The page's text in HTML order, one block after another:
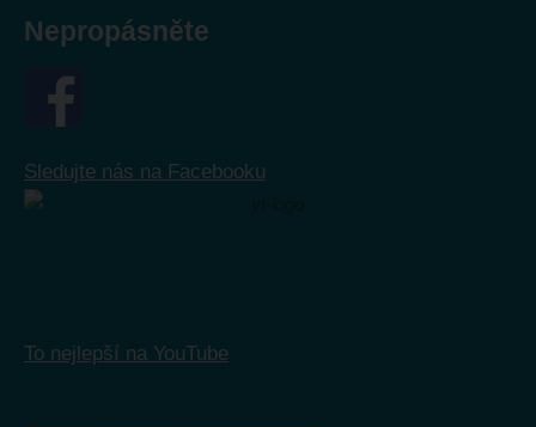
Nepropásněte
Sledujte nás na Facebooku
To nejlepší na YouTube